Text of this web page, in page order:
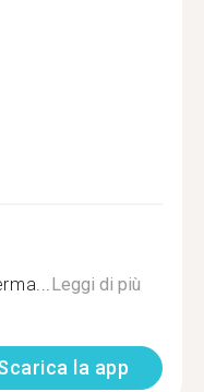
Leggi di più
la app